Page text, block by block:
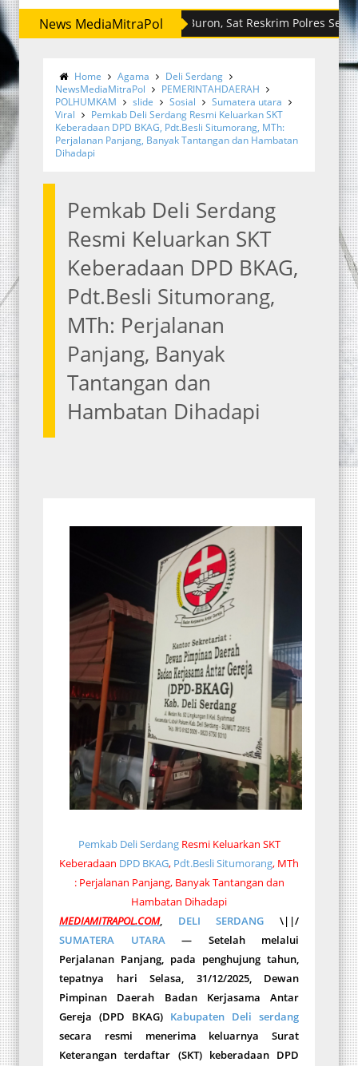
News MediaMitraPol
Sempat Buron, Sat Reskrim Polres Sergai Ringkus
Home Agama
Deli Serdang
NewsMediaMitraPol
PEMERINTAHDAERAH
POLHUMKAM
slide Sosial
Sumatera utara
Viral
Pemkab Deli Serdang Resmi Keluarkan SKT
Keberadaan DPD BKAG, Pdt.Besli Situmorang, MTh:
Perjalanan Panjang, Banyak Tantangan dan Hambatan
Dihadapi
Pemkab Deli Serdang
Resmi Keluarkan SKT
Keberadaan DPD BKAG,
Pdt.Besli Situmorang,
MTh: Perjalanan
Panjang, Banyak
Tantangan dan
Hambatan Dihadapi
Pemkab Deli SerdangResmi Keluarkan SKT
Keberadaan DPD BKAG, Pdt.Besli Situmorang, MTh
: Perjalanan Panjang, Banyak Tantangan dan
Hambatan Dihadapi
MEDIAMITRAPOL.COM, DELI SERDANG \||/
SUMATERA UTARA— Setelah melalui
Perjalanan Panjang, pada penghujung tahun,
tepatnya hari Selasa, 31/12/2025, Dewan
Pimpinan Daerah Badan Kerjasama Antar
Gereja (DPD BKAG) Kabupaten Deli serdang
secara resmi menerima keluarnya Surat
Keterangan terdaftar (SKT) keberadaan DPD